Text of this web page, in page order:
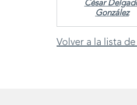
César
González
Volver a la lista